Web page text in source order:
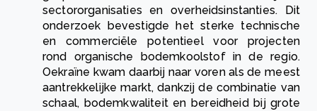
sectororganisaties en overheidsinstanties. Dit
onderzoek bevestigde het sterke technische
en commerciële potentieel voor projecten
rond organische bodemkoolstof in de regio.
Oekraïne kwam daarbij naar voren als de meest
aantrekkelijke markt, dankzij de combinatie van
schaal, bodemkwaliteit en bereidheid bij grote